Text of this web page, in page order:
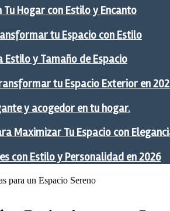
Tu Hogar con Estilo y Encanto
tu Espacio con Estilo
y Tamaño de Espacio
tu Espacio Exterior en
y acogedor en tu hogar.
Maximizar Tu Espacio con
con Estilo y Personalidad en 2026
para un Espacio Sereno